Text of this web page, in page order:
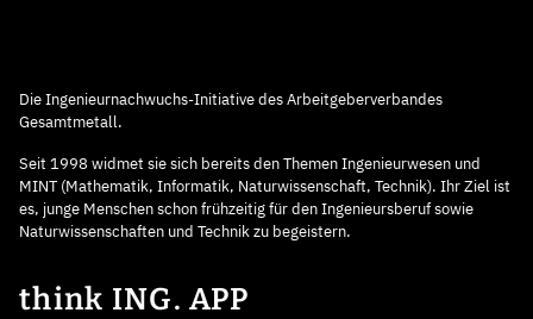
Die Ingenieurnachwuchs-Initiative des Arbeitgeberverbandes
Gesamtmetall.
Seit 1998 widmet sie sich bereits den Themen Ingenieurwesen und
MINT (Mathematik, Informatik, Naturwissenschaft, Technik). Ihr Ziel ist
es, junge Menschen schon frühzeitig für den Ingenieursberuf sowie
Naturwissenschaften und Technik zu begeistern.
think ING. APP